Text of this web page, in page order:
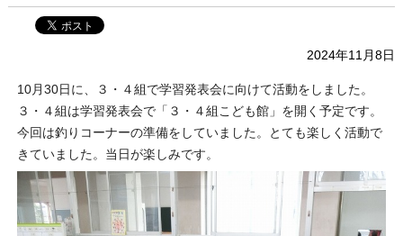
2024年11月8日
10月30日に、３・４組で学習発表会に向けて活動をしました。
３・４組は学習発表会で「３・４組こども館」を開く予定です。
今回は釣りコーナーの準備をしていました。とても楽しく活動で
きていました。当日が楽しみです。